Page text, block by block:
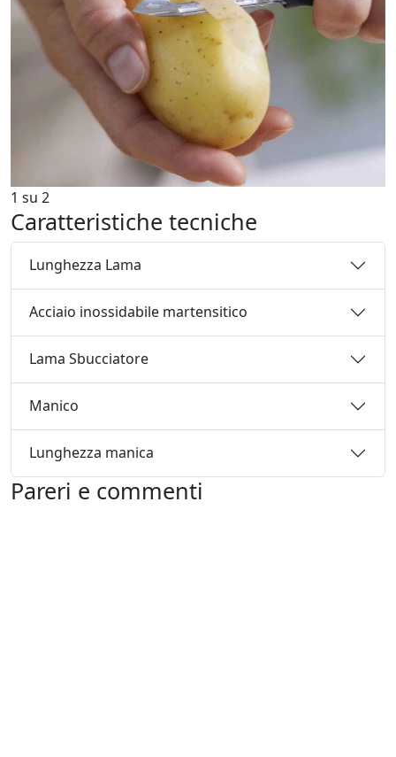
1 su 2
Caratteristiche tecniche
Lunghezza Lama
Acciaio inossidabile martensitico
Lama Sbucciatore
Manico
Lunghezza manica
Pareri e commenti